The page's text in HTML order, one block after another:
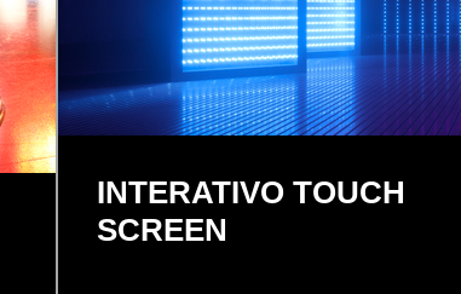
INTERATIVO TOUCH
SCREEN